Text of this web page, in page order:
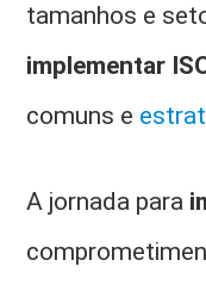
tamanhos e
implementar
comuns e
A jornada para